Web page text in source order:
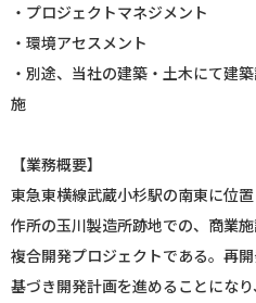
・プロジェクトマネジメント
・環境アセスメント
・別途、当社の建築・土木にて建
施
【業務概要】
東急東横線武蔵小杉駅の南東に位
作所の玉川製造所跡地での、商業
複合開発プロジェクトである。再
基づき開発計画を進めることにな